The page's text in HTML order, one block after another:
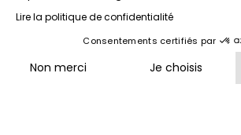
Meilleur tarif
Lire la politique de confidentialité
Consentements certifiés par
Non merci Je choisis